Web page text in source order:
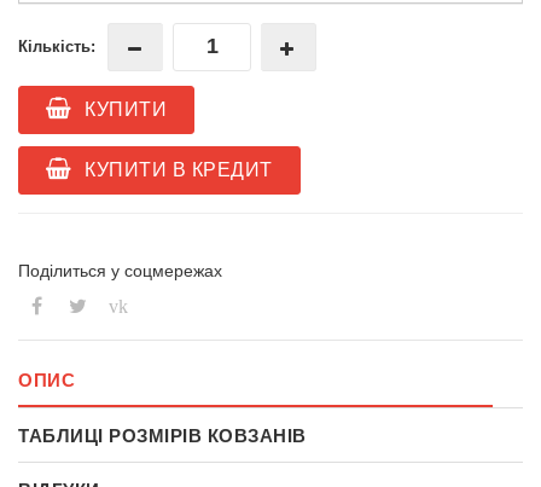
Кількість:
КУПИТИ
КУПИТИ В КРЕДИТ
Поділиться у соцмережах
vk
ОПИС
ТАБЛИЦІ РОЗМІРІВ КОВЗАНІВ